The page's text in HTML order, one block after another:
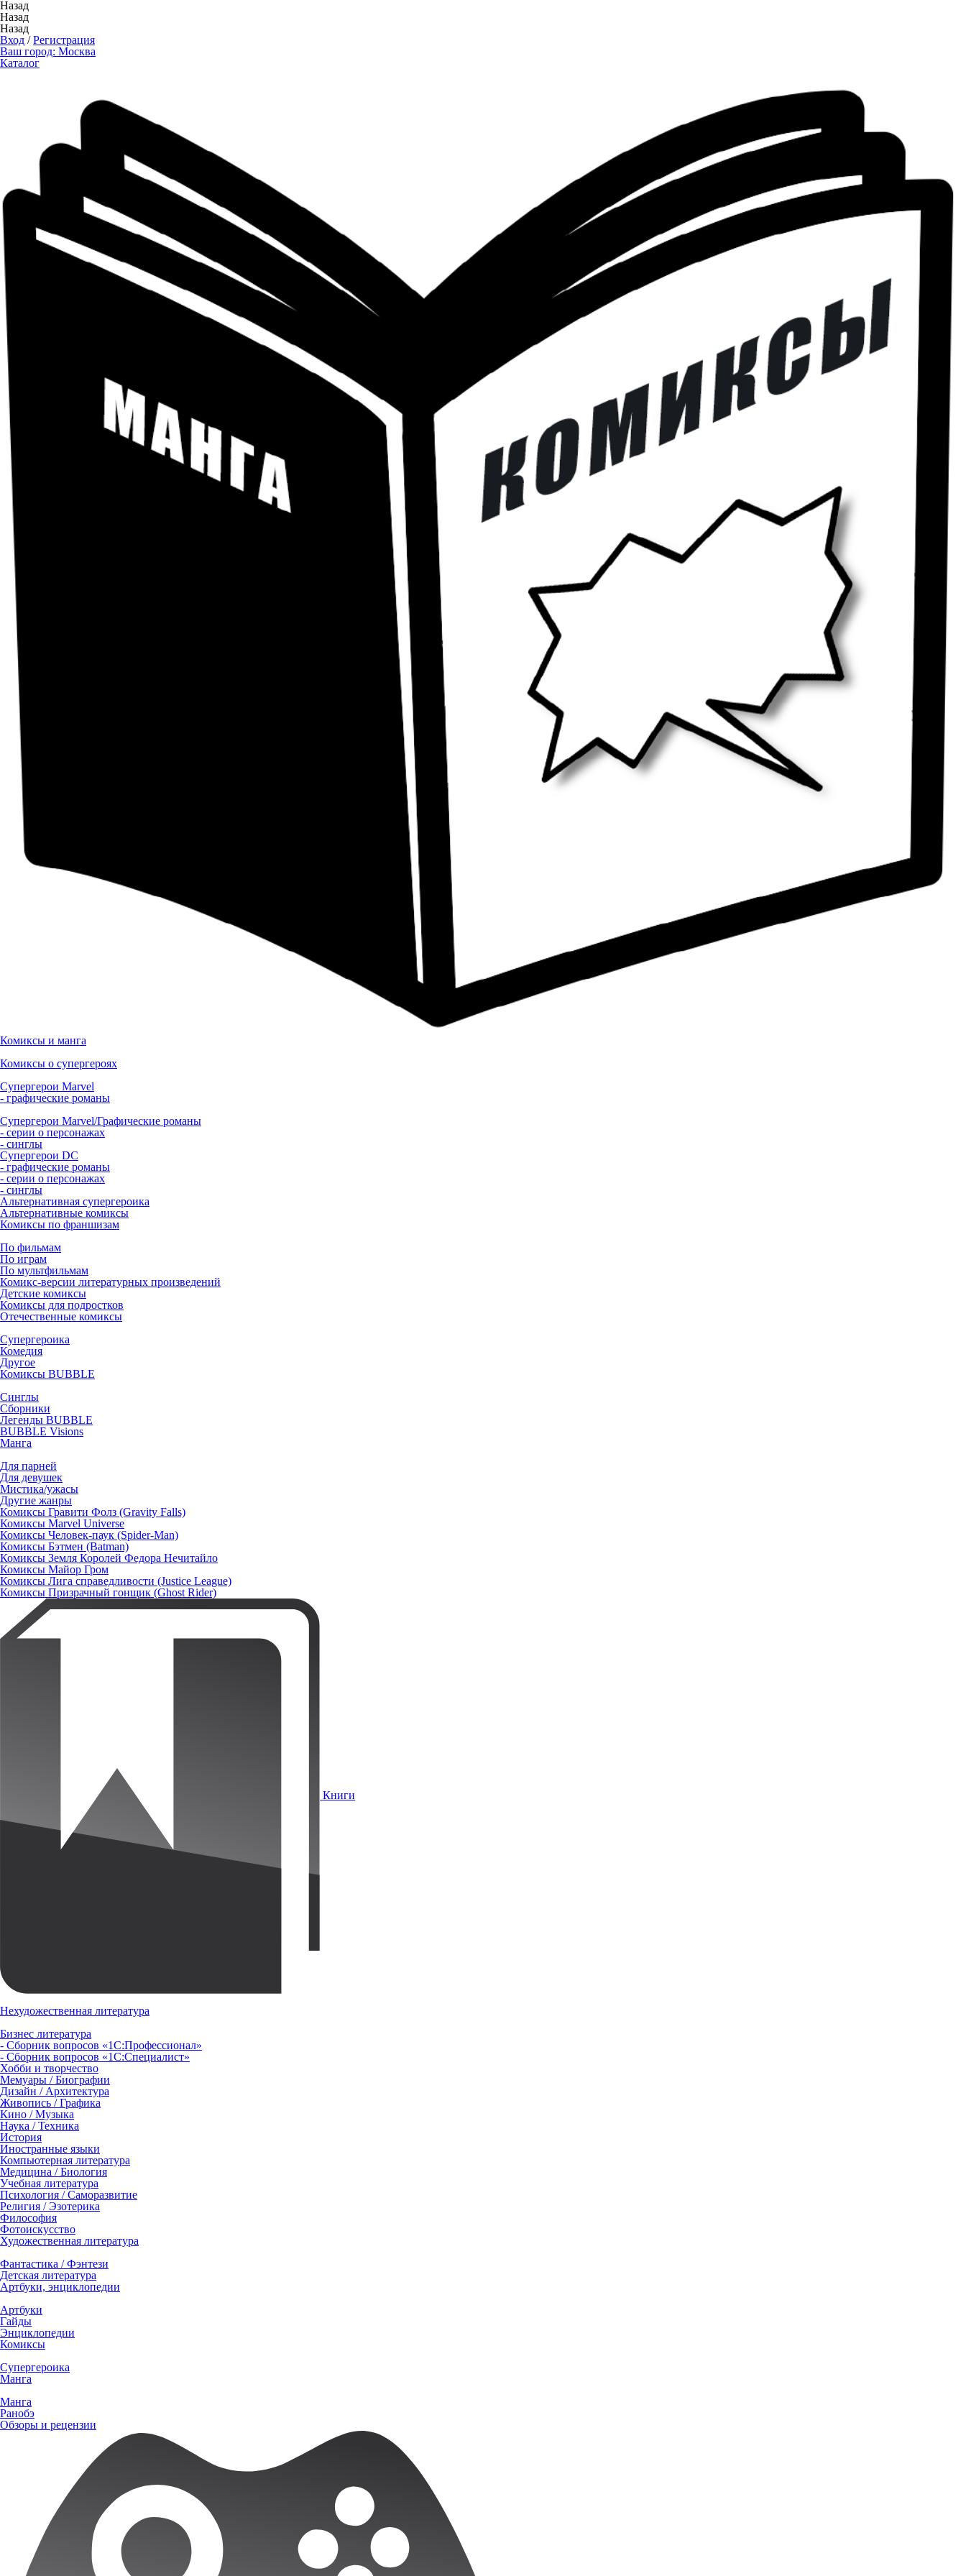
Назад
Назад
Назад
Вход /Регистрация
Ваш город: Москва
Каталог
Комиксы и манга
Комиксы о супергероях
Супергерои Marvel
- графические романы
Супергерои Marvel/Графические романы
- серии о персонажах
- синглы
Супергерои DC
- графические романы
- серии о персонажах
- синглы
Альтернативная супергероика
Альтернативные комиксы
Комиксы по франшизам
По фильмам
По играм
По мультфильмам
Комикс-версии литературных произведений
Детские комиксы
Комиксы для подростков
Отечественные комиксы
Супергероика
Комедия
Другое
Комиксы BUBBLE
Синглы
Сборники
Легенды BUBBLE
BUBBLE Visions
Манга
Для парней
Для девушек
Мистика/ужасы
Другие жанры
Комиксы Гравити Фолз (Gravity Falls)
Комиксы Marvel Universe
Комиксы Человек-паук (Spider-Man)
Комиксы Бэтмен (Batman)
Комиксы Земля Королей Федора Нечитайло
Комиксы Майор Гром
Комиксы Лига справедливости (Justice League)
Комиксы Призрачный гонщик (Ghost Rider)
Книги
Нехудожественная литература
Бизнес литература
- Сборник вопросов «1С:Профессионал»
- Сборник вопросов «1С:Специалист»
Хобби и творчество
Мемуары / Биографии
Дизайн / Архитектура
Живопись / Графика
Кино / Музыка
Наука / Техника
История
Иностранные языки
Компьютерная литература
Медицина / Биология
Учебная литература
Психология / Саморазвитие
Религия / Эзотерика
Философия
Фотоискусство
Художественная литература
Фантастика / Фэнтези
Детская литература
Артбуки, энциклопедии
Артбуки
Гайды
Энциклопедии
Комиксы
Супергероика
Манга
Манга
Ранобэ
Обзоры и рецензии